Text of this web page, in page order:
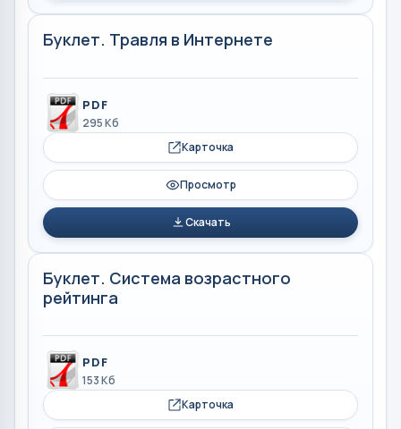
Буклет. Травля в Интернете
PDF
295 Кб
Карточка
Просмотр
Скачать
Буклет. Система возрастного
рейтинга
PDF
153 Кб
Карточка